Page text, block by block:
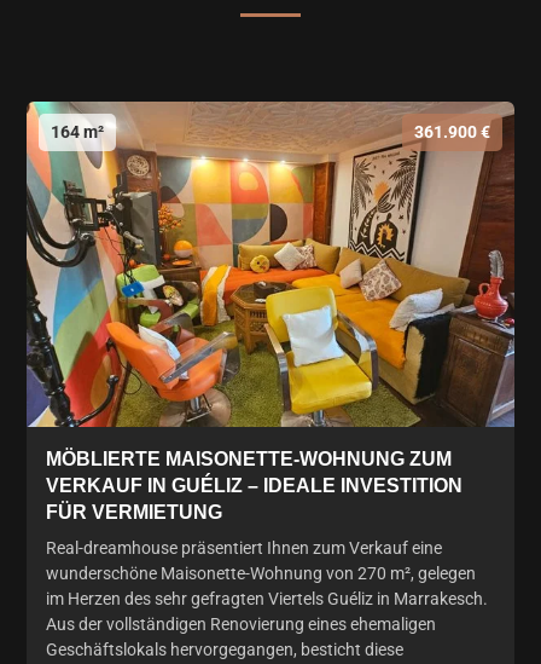
164 m² 361.900 €
MÖBLIERTE MAISONETTE-WOHNUNG ZUM
VERKAUF IN GUÉLIZ – IDEALE INVESTITION
FÜR VERMIETUNG
Real-dreamhouse präsentiert Ihnen zum Verkauf eine
wunderschöne Maisonette-Wohnung von 270 m², gelegen
im Herzen des sehr gefragten Viertels Guéliz in Marrakesch.
Aus der vollständigen Renovierung eines ehemaligen
Geschäftslokals hervorgegangen, besticht diese